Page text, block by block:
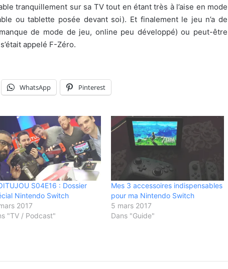
tranquillement sur sa TV tout en étant très à l’aise en mode
ou tablette posée devant soi). Et finalement le jeu n’a de
de mode de jeu, online peu développé) ou peut-être
appelé F-Zéro.
WhatsApp Pinterest
S04E16 : Dossier
Nintendo Switch
2017
"TV / Podcast"
Mes 3 accessoires indispensables
pour ma Nintendo Switch
5 mars 2017
Dans "Guide"